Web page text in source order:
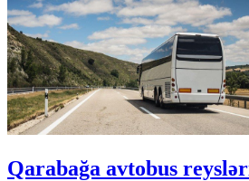
Qarabağa avtobus